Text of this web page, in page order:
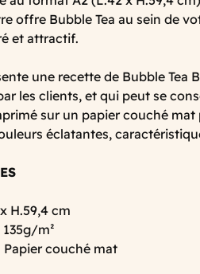
offre Bubble Tea au sein de
et attractif.
une recette de Bubble Tea
les clients, et qui peut se
sur un papier couché mat
éclatantes,
H.59,4 cm
m²
Papier couché mat